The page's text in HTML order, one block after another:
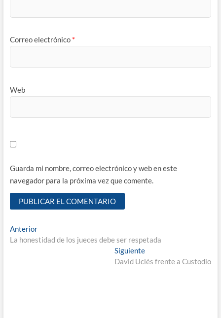
Correo electrónico *
Web
Guarda mi nombre, correo electrónico y web en este
navegador para la próxima vez que comente.
Navegación
de
AnteriorEntrada
anterior:
La honestidad de los jueces debe ser respetada
SiguienteEntrada
siguiente:
David Uclés frente a Custodio